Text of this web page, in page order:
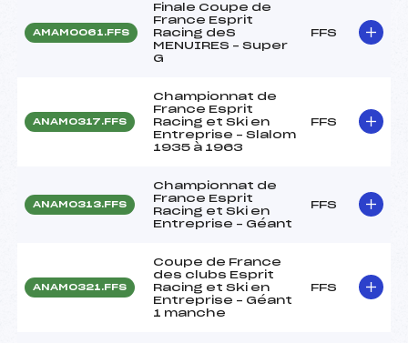
AMAM0061.FFS
Finale Coupe de
France Esprit
Racing deS
MENUIRES – Super
G
FFS
ANAM0317.FFS
Championnat de
France Esprit
Racing et Ski en
Entreprise – Slalom
1935 à 1963
FFS
ANAM0313.FFS
Championnat de
France Esprit
Racing et Ski en
Entreprise – Géant
FFS
ANAM0321.FFS
Coupe de France
des clubs Esprit
Racing et Ski en
Entreprise – Géant
1 manche
FFS